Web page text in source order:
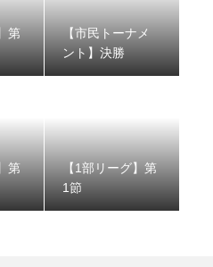
第
【市民トーナメ
ント】決勝
第
【1部リーグ】第
1節